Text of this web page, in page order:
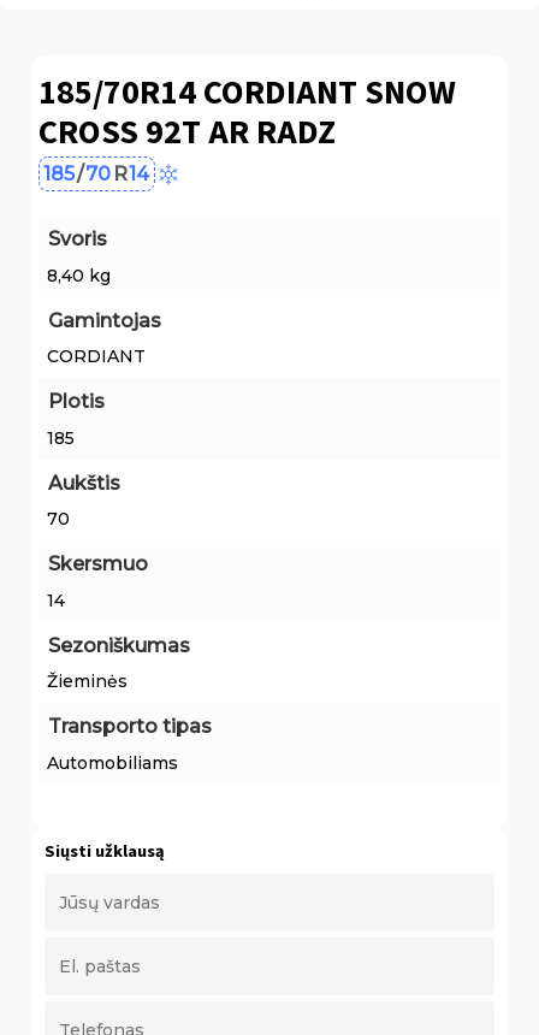
185/70R14 CORDIANT SNOW
CROSS 92T AR RADZ
185/70 R14
Svoris
8,40 kg
Gamintojas
CORDIANT
Plotis
185
Aukštis
70
Skersmuo
14
Sezoniškumas
Žieminės
Transporto tipas
Automobiliams
Siųsti užklausą